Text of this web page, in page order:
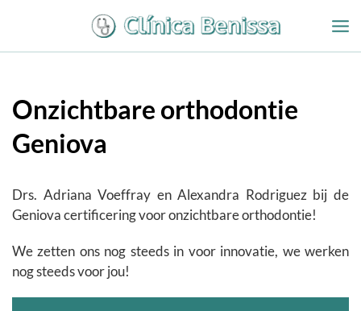
inhoud
Onzichtbare orthodontie
Geniova
Drs. Adriana Voeffray en Alexandra Rodriguez bij de
Geniova certificering voor onzichtbare orthodontie!
We zetten ons nog steeds in voor innovatie, we werken
nog steeds voor jou!